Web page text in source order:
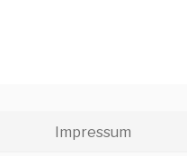
Impressum